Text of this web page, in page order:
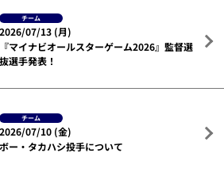
チーム
2026/07/13 (月)
『マイナビオールスターゲーム2026』監督選
抜選手発表！
チーム
2026/07/10 (金)
ボー・タカハシ投手について